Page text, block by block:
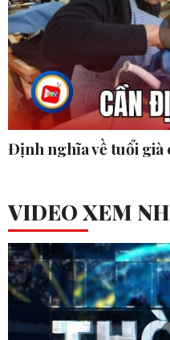
Định nghĩa về tuổi già
VIDEO XEM